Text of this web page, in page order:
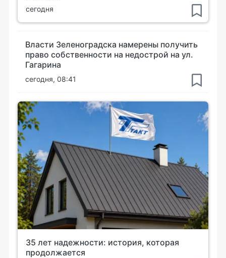
сегодня
Власти Зеленоградска намерены получить
право собственности на недострой на ул.
Гагарина
сегодня, 08:41
35 лет надежности: история, которая
продолжается